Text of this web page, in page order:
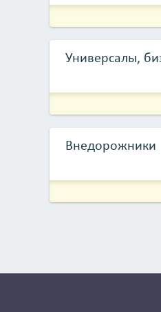
Универсалы,
Внедорожники